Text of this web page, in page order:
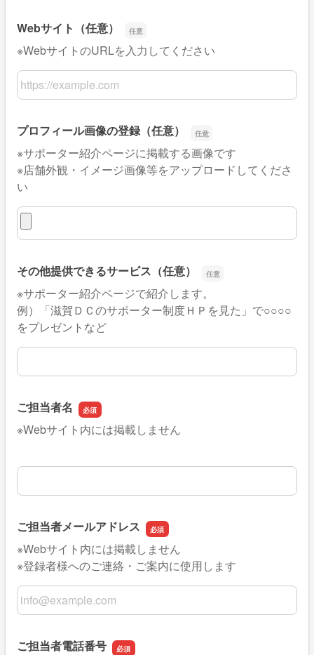
Webサイト（任意）
※WebサイトのURLを入力してください
Webサイト（任意）
プロフィール画像の登録（任意）
※サポーター紹介ページに掲載する画像です
※店舗外観・イメージ画像等をアップロードしてくださ
い
プロフィール画像の登録（任意）
その他提供できるサービス（任意）
※サポーター紹介ページで紹介します。
例）「滋賀ＤＣのサポーター制度ＨＰを見た」で○○○○
をプレゼントなど
その他提供できるサービス（任意）
ご担当者名
※Webサイト内には掲載しません
ご担当者名
ご担当者メールアドレス
※Webサイト内には掲載しません
※登録者様へのご連絡・ご案内に使用します
ご担当者メールアドレス
ご担当者電話番号